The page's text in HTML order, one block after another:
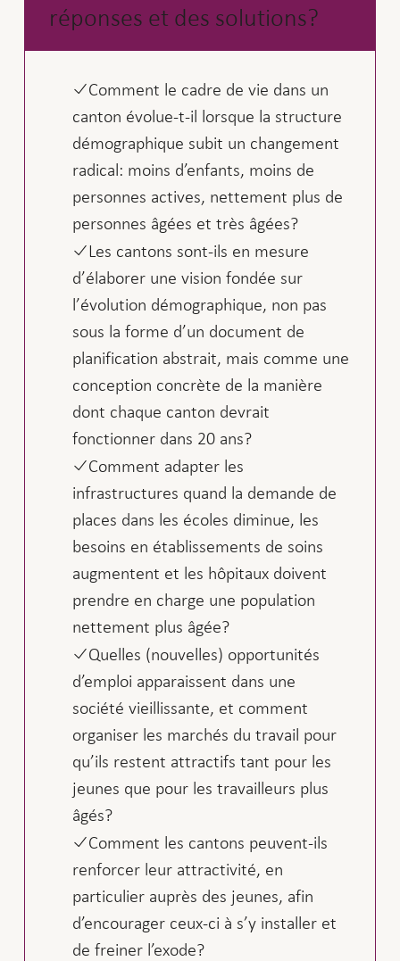
réponses et des solutions?
Comment le cadre de vie dans un
canton évolue-t-il lorsque la structure
démographique subit un changement
radical: moins d’enfants, moins de
personnes actives, nettement plus de
personnes âgées et très âgées?
Les cantons sont-ils en mesure
d’élaborer une vision fondée sur
l’évolution démographique, non pas
sous la forme d’un document de
planification abstrait, mais comme une
conception concrète de la manière
dont chaque canton devrait
fonctionner dans 20 ans?
Comment adapter les
infrastructures quand la demande de
places dans les écoles diminue, les
besoins en établissements de soins
augmentent et les hôpitaux doivent
prendre en charge une population
nettement plus âgée?
Quelles (nouvelles) opportunités
d’emploi apparaissent dans une
société vieillissante, et comment
organiser les marchés du travail pour
qu’ils restent attractifs tant pour les
jeunes que pour les travailleurs plus
âgés?
Comment les cantons peuvent-ils
renforcer leur attractivité, en
particulier auprès des jeunes, afin
d’encourager ceux-ci à s’y installer et
de freiner l’exode?